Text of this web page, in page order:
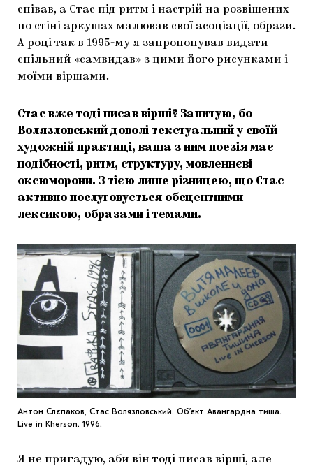
співав, а Стас під ритм і настрій на розвішених
по стіні аркушах малював свої асоціації, образи.
А році так в 1995-му я запропонував видати
спільний «самвидав» з цими його рисунками і
моїми віршами.
Стас вже тоді писав вірші? Запитую, бо
Волязловський доволі текстуальний у своїй
художній практиці, ваша з ним поезія має
подібності, ритм, структуру, мовленнєві
оксюморони. З тією лише різницею, що Стас
активно послуговується обсцентними
лексикою, образами і темами.
Антон Слєпаков, Стас Волязловський. Об’єкт Авангардна тиша.
Live in Kherson. 1996.
Я не пригадую, аби він тоді писав вірші, але